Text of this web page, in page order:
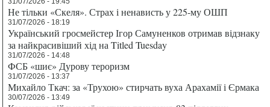
Не тільки «Скеля». Страх і ненависть у 225-му ОШП
31/07/2026 - 18:19
Український гросмейстер Ігор Самуненков отримав відзнаку
за найкрасивіший хід на Titled Tuesday
31/07/2026 - 14:48
ФСБ «шиє» Дурову тероризм
31/07/2026 - 13:37
Михайло Ткач: за «Трухою» стирчать вуха Арахамії і Єрмака
30/07/2026 - 13:49